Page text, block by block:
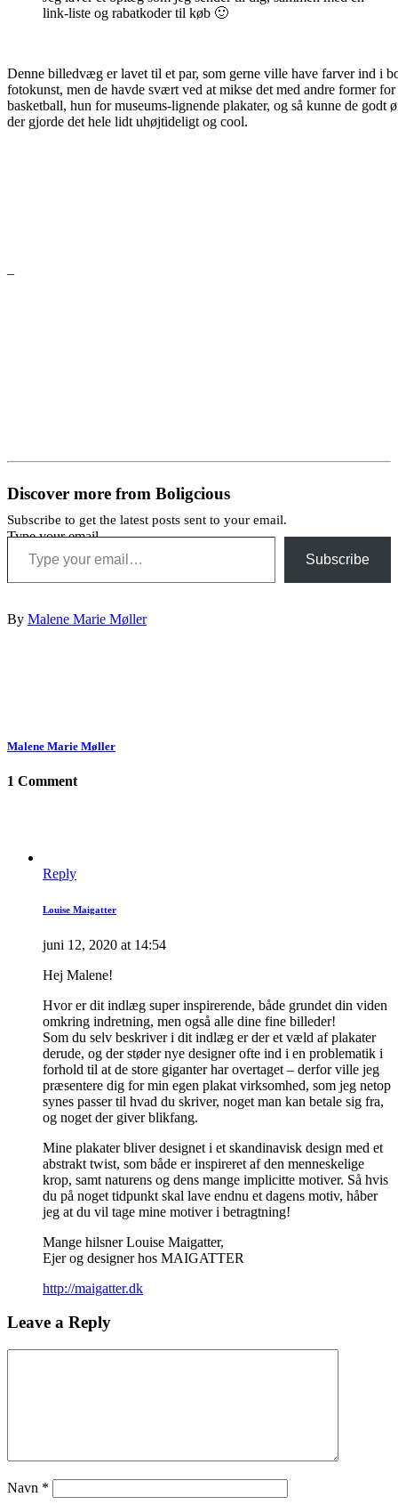
link-liste og rabatkoder til køb 🙂
Denne billedvæg er lavet til et par, som gerne ville have farver ind i
fotokunst, men de havde svært ved at mikse det med andre former
basketball, hun for museums-lignende plakater, og så kunne de godt
der gjorde det hele lidt uhøjtideligt og cool.
–
Discover more from Boligcious
Subscribe to get the latest posts sent to your email.
Type your email…
Subscribe
By Malene Marie Møller
Malene Marie Møller
1 Comment
Reply
Louise Maigatter
juni 12, 2020 at 14:54
Hej Malene!
Hvor er dit indlæg super inspirerende, både grundet din viden
omkring indretning, men også alle dine fine billeder!
Som du selv beskriver i dit indlæg er der et væld af plakater
derude, og der støder nye designer ofte ind i en problematik i
forhold til at de store giganter har overtaget – derfor ville jeg
præsentere dig for min egen plakat virksomhed, som jeg netop
synes passer til hvad du skriver, noget man kan betale sig fra,
og noget der giver blikfang.
Mine plakater bliver designet i et skandinavisk design med et
abstrakt twist, som både er inspireret af den menneskelige
krop, samt naturens og dens mange implicitte motiver. Så hvis
du på noget tidpunkt skal lave endnu et dagens motiv, håber
jeg at du vil tage mine motiver i betragtning!
Mange hilsner Louise Maigatter,
Ejer og designer hos MAIGATTER
http://maigatter.dk
Leave a Reply
Navn *